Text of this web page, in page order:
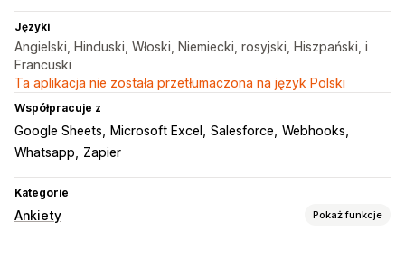
Języki
Angielski, Hinduski, Włoski, Niemiecki, rosyjski, Hiszpański, i
Francuski
Ta aplikacja nie została przetłumaczona na język Polski
Współpracuje z
Google Sheets Microsoft Excel Salesforce Webhooks
Whatsapp
Zapier
Kategorie
Ankiety Pokaż funkcje